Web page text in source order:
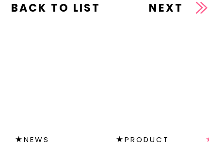
BACK TO LIST NEXT
NEWS PRODUCT